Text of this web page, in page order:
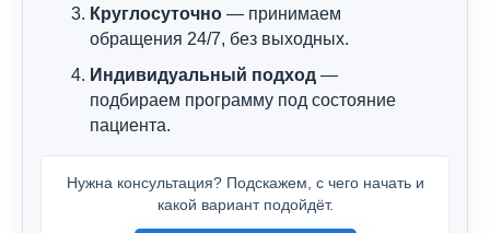
Круглосуточно — принимаем
обращения 24/7, без выходных.
Индивидуальный подход —
подбираем программу под состояние
пациента.
Нужна консультация? Подскажем, с чего начать и
какой вариант подойдёт.